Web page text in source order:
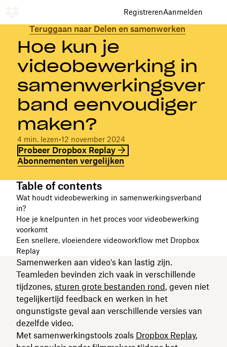
RegistrerenAanmelden
Teruggaan naar Delen en samenwerken
Hoe kun je
videobewerking in
samenwerkingsver
band eenvoudiger
maken?
4 min. lezen•12 november 2024
Probeer Dropbox Replay
Abonnementen vergelijken
Table of contents
Wat houdt videobewerking in samenwerkingsverband
in?
Hoe je knelpunten in het proces voor videobewerking
voorkomt
Een snellere, vloeiendere videoworkflow met Dropbox
Replay
Samenwerken aan video's kan lastig zijn.
Teamleden bevinden zich vaak in verschillende
tijdzones, sturen grote bestanden rond, geven niet
tegelijkertijd feedback en werken in het
ongunstigste geval aan verschillende versies van
dezelfde video.
Met samenwerkingstools zoals Dropbox Replay,